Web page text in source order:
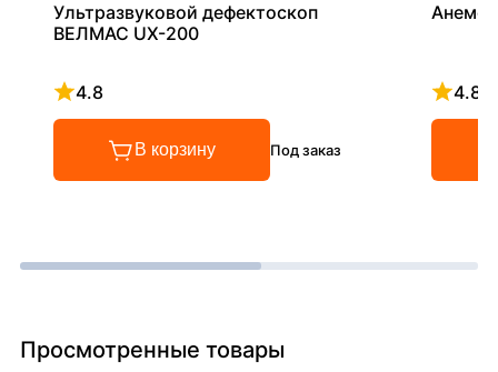
Ультразвуковой дефектоскоп
ВЕЛМАС UX-200
4.8
Рейтинг 4.8 из 5
В корзину Под заказ
4.8
Просмотренные товары